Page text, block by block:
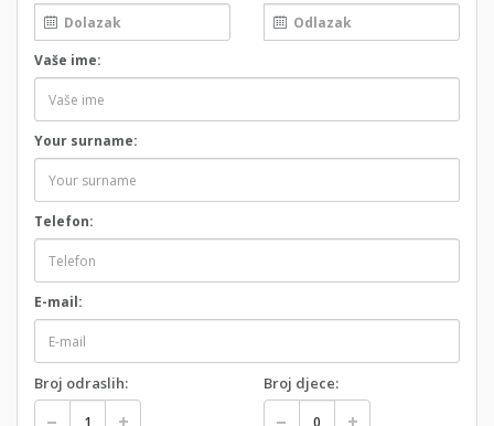
Vaše ime:
Your surname:
Telefon:
E-mail:
Broj odraslih: Broj djece: